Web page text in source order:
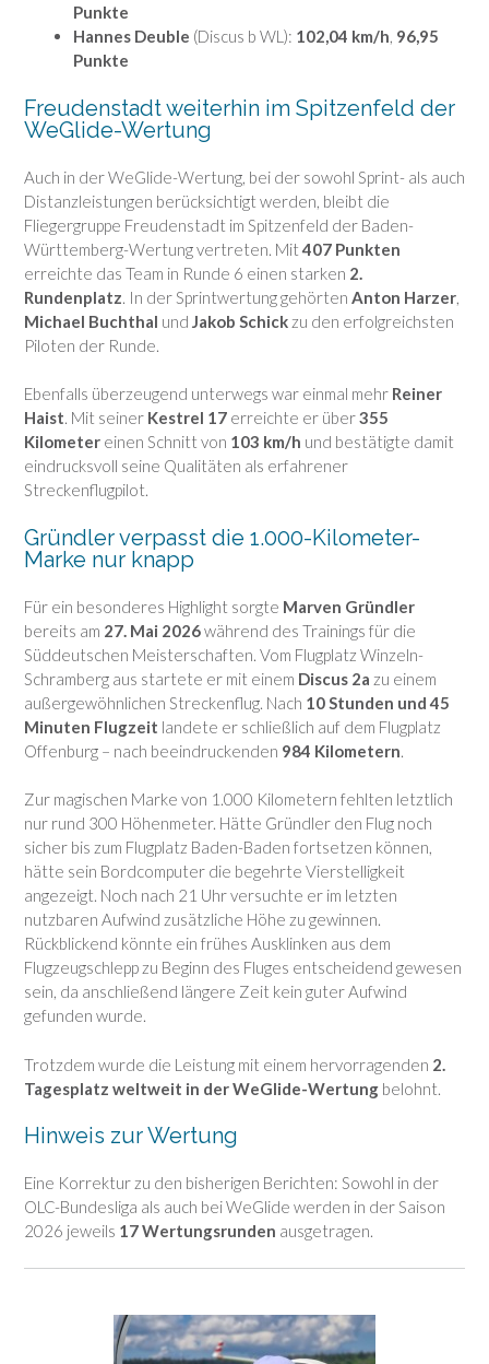
Punkte
Hannes Deuble (Discus b WL): 102,04 km/h, 96,95
Punkte
Freudenstadt weiterhin im Spitzenfeld der
WeGlide-Wertung
Auch in derWeGlide-Wertung, bei der sowohl Sprint- als auch
Distanzleistungen berücksichtigt werden, bleibt die
Fliegergruppe Freudenstadt im Spitzenfeld der Baden-
Württemberg-Wertung vertreten. Mit407 Punkten
erreichte das Team in Runde 6 einen starken 2.
Rundenplatz . In der Sprintwertung gehörten Anton Harzer
Michael Buchthal und Jakob Schick zu den erfolgreichsten
Piloten der Runde.
Ebenfalls überzeugend unterwegs war einmal mehr Reiner
Haist. Mit seiner Kestrel 17 erreichte er über355
Kilometer einen Schnitt von 103 km/h und bestätigte damit
eindrucksvoll seine Qualitäten als erfahrener
Streckenflugpilot.
Gründler verpasst die 1.000-Kilometer-
Marke nur knapp
Für ein besonderes Highlight sorgte Marven Gründler
bereits am 27. Mai 2026während des Trainings für die
Süddeutschen Meisterschaften. Vom Flugplatz Winzeln-
Schramberg aus startete er mit einem Discus 2a zu einem
außergewöhnlichen Streckenflug. Nach 10 Stunden und 45
Minuten Flugzeit landete er schließlich auf dem Flugplatz
Offenburg – nach beeindruckenden 984 Kilometern
Zur magischen Marke von 1.000 Kilometern fehlten letztlich
nur rund 300 Höhenmeter. Hätte Gründler den Flug noch
sicher bis zum Flugplatz Baden-Baden fortsetzen können,
hätte sein Bordcomputer die begehrte Vierstelligkeit
angezeigt. Noch nach 21 Uhr versuchte er im letzten
nutzbaren Aufwind zusätzliche Höhe zu gewinnen.
Rückblickend könnte ein frühes Ausklinken aus dem
Flugzeugschlepp zu Beginn des Fluges entscheidend gewesen
sein, da anschließend längere Zeit kein guter Aufwind
gefunden wurde.
Trotzdem wurde die Leistung mit einem hervorragenden 2.
Tagesplatz weltweit in der WeGlide-Wertung belohnt.
Hinweis zur Wertung
Eine Korrektur zu den bisherigen Berichten: Sowohl in der
OLC-Bundesliga als auch bei WeGlide werden in der Saison
2026 jeweils 17 Wertungsrunden ausgetragen.